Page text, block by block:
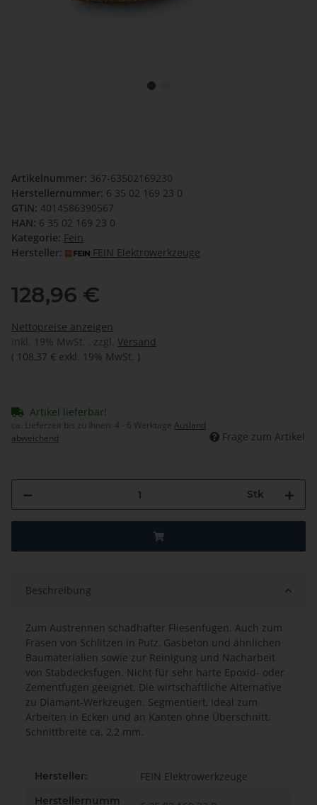
Artikelnummer: 367-63502169230
Herstellernummer: 6 35 02 169 23 0
GTIN: 4014586390567
HAN: 6 35 02 169 23 0
Kategorie: Fein
Hersteller:
FEIN Elektrowerkzeuge
128,96 €
Nettopreise anzeigen
inkl. 19% MwSt. , zzgl. Versand
( 108,37 € exkl. 19% MwSt. )
Artikel lieferbar!
ca. Lieferzeit bis zu Ihnen: 4 - 6 Werktage Ausland
abweichend
Frage zum Artikel
Stk
Beschreibung
Zum Austrennen schadhafter Fliesenfugen. Auch zum
Fräsen von Schlitzen in Putz, Gasbeton und ähnlichen
Baumaterialien sowie zur Reinigung und Nacharbeit
von Stabdecksfugen. Nicht für sehr harte Epoxid- oder
Zementfugen geeignet. Die wirtschaftliche Alternative
zu Diamant-Werkzeugen. Segmentiert, ideal zum
Arbeiten in Ecken und an Kanten ohne Überschnitt.
Schnittbreite ca. 2,2 mm.
Produkteigenschaft
Wert
Hersteller: FEIN Elektrowerkzeuge
Herstellernumm